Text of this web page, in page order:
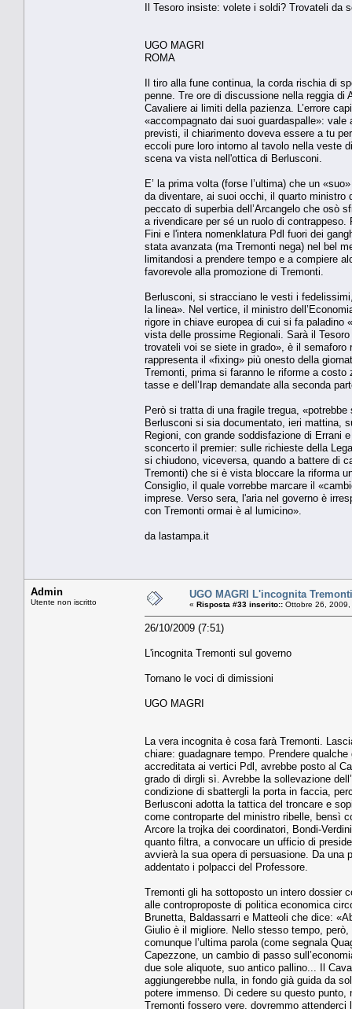
Il Tesoro insiste: volete i soldi? Trovateli da
UGO MAGRI
ROMA
Il tiro alla fune continua, la corda rischia di
penne. Tre ore di discussione nella reggia di
Cavaliere ai limiti della pazienza. L’errore
«accompagnato dai suoi guardaspalle»:
previsti, il chiarimento doveva essere a tu
eccoli pure loro intorno al tavolo nella veste
scena va vista nell'ottica di Berlusconi.
E’ la prima volta (forse l’ultima) che un
da diventare, ai suoi occhi, il quarto ministro
peccato di superbia dell’Arcangelo che osò
a rivendicare per sé un ruolo di
Fini e l'intera nomenklatura Pdl fuori dei
stata avanzata (ma Tremonti nega) nel bel
limitandosi a prendere tempo e a compiere
favorevole alla promozione di Tremonti.
Berlusconi, si stracciano le vesti i
la linea». Nel vertice, il ministro
rigore in chiave europea di cui si fa paladino
vista delle prossime Regionali. Sarà il
trovateli voi se siete in grado», è il
rappresenta il «fixing» più onesto della
Tremonti, prima si faranno le riforme a
tasse e dell’Irap demandate alla seconda
Però si tratta di una fragile tregua,
Berlusconi si sia documentato, ieri mattina,
Regioni, con grande soddisfazione di Errani
sconcerto il premier: sulle richieste della
si chiudono, viceversa, quando a battere di
Tremonti) che si è vista bloccare la riforma
Consiglio, il quale vorrebbe marcare il
imprese. Verso sera, l'aria nel governo è
con Tremonti ormai è al lumicino».
da lastampa.it
Admin
Utente non iscritto
UGO MAGRI L'incognita
« Risposta #33 inserito:: Ottobre 26,
26/10/2009 (7:51)
L'incognita Tremonti sul governo
Tornano le voci di dimissioni
UGO MAGRI
La vera incognita è cosa farà Tremonti.
chiare: guadagnare tempo. Prendere
accreditata ai vertici Pdl, avrebbe posto al
grado di dirgli sì. Avrebbe la sollevazione
condizione di sbattergli la porta in faccia,
Berlusconi adotta la tattica del troncare e
come controparte del ministro ribelle, bensì
Arcore la trojka dei coordinatori, Bondi-
quanto filtra, a convocare un ufficio di
avvierà la sua opera di persuasione. Da
addentato i polpacci del Professore.
Tremonti gli ha sottoposto un intero dossier
alle controproposte di politica economica
Brunetta, Baldassarri e Matteoli che dice:
Giulio è il migliore. Nello stesso tempo,
comunque l’ultima parola (come segnala
Capezzone, un cambio di passo
due sole aliquote, suo antico pallino... Il
aggiungerebbe nulla, in fondo già guida da
potere immenso. Di cedere su questo
Tremonti fossero vere, dovremmo